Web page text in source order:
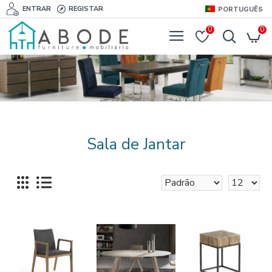
ENTRAR REGISTAR PORTUGUÊS
0 0
Sala de Jantar